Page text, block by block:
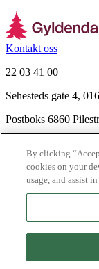
Kontakt oss
22 03 41 00
Sehesteds gate 4,
Postboks 6860
Nyhetsbrev
Ledige
Send inn
Agency
By clicking
cookies on your
usage, and assist